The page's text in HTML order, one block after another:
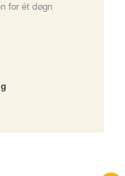
for ét døgn